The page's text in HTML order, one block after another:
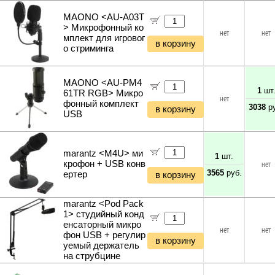
MAONO <AU-A03T
> Микрофонный ко
мплект для игровог
о стриминга
в корзину
нет нет
MAONO <AU-PM4
61TR RGB> Микро
фонный комплект
USB
в корзину
нет
1шт.
3038
marantz <M4U> ми
крофон + USB конв
ертер
в корзину
1 шт.
3565руб.
нет
marantz <Pod Pack
1> студийный конд
енсаторный микро
фон USB + регулир
уемый держатель
на струбцине
в корзину
нет нет